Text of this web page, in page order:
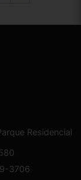
Residencial
3706